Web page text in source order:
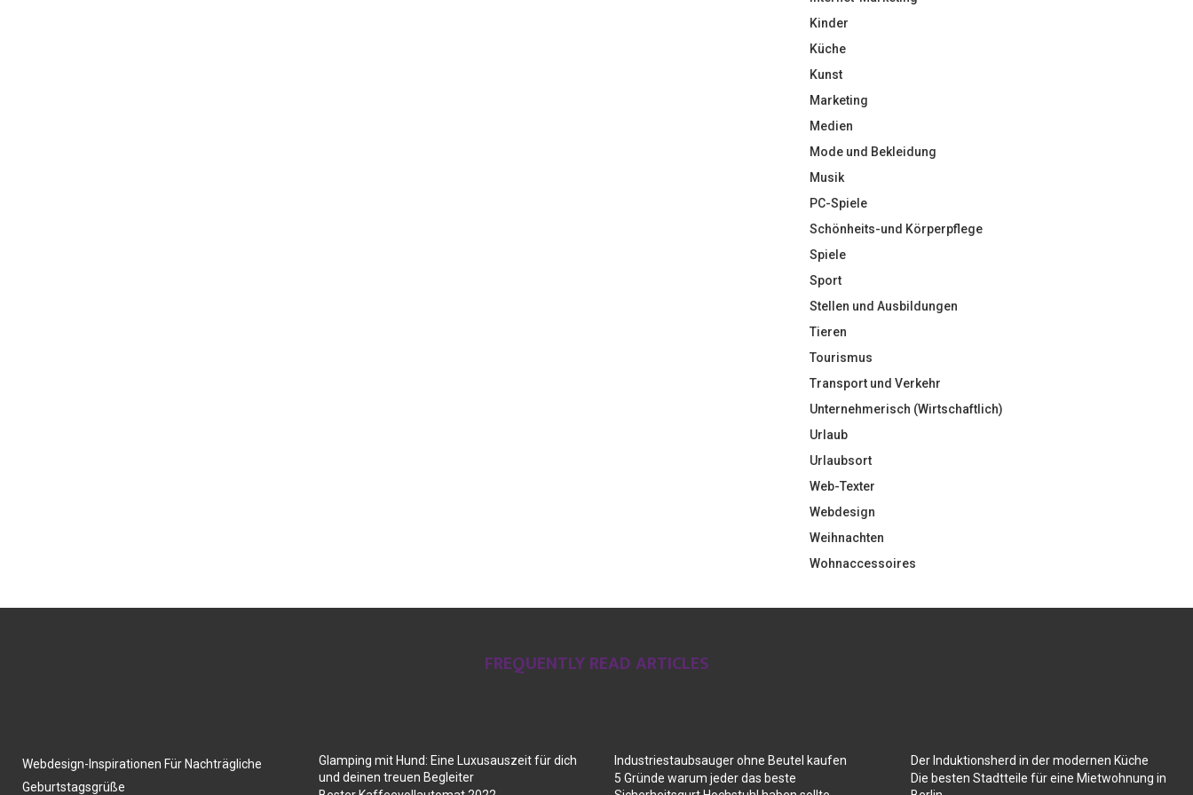
Kinder
Küche
Kunst
Marketing
Medien
Mode und Bekleidung
Musik
PC-Spiele
Schönheits-und Körperpflege
Spiele
Sport
Stellen und Ausbildungen
Tieren
Tourismus
Transport und Verkehr
Unternehmerisch (Wirtschaftlich)
Urlaub
Urlaubsort
Web-Texter
Webdesign
Weihnachten
Wohnaccessoires
FREQUENTLY READ ARTICLES
Webdesign-Inspirationen Für Nachträgliche
Geburtstagsgrüße
Glamping mit Hund: Eine Luxusauszeit für dich
und deinen treuen Begleiter
Industriestaubsauger ohne Beutel kaufen
5 Gründe warum jeder das beste
Der Induktionsherd in der modernen Küche
Die besten Stadtteile für eine Mietwohnung in